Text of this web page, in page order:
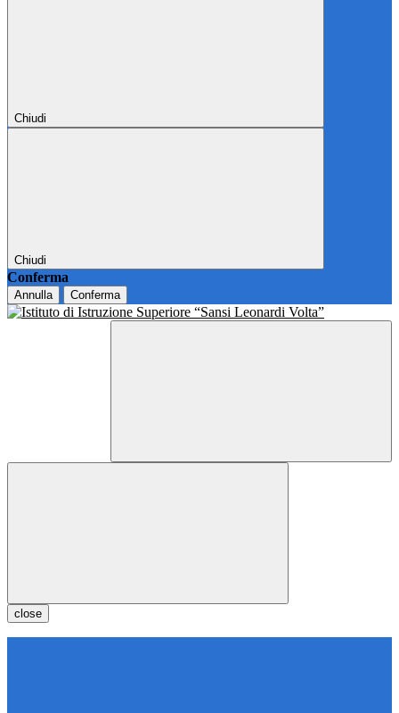
Chiudi
Chiudi
Conferma
Annulla Conferma
close